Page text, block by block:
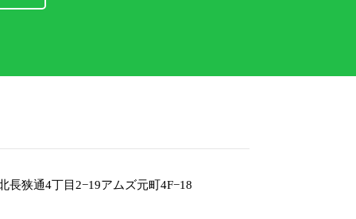
長狭通4丁目2−19アムズ元町4F−18